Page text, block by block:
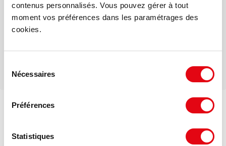
contenus personnalisés. Vous pouvez gérer à tout
moment vos préférences dans les paramétrages des
cookies.
Nécessaires
Préférences
Statistiques
Voir les offres similaires